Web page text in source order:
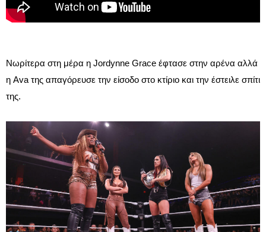
Νωρίτερα στη μέρα η Jordynne Grace έφτασε στην αρένα αλλά
η Ava της απαγόρευσε την είσοδο στο κτίριο και την έστειλε σπίτι
της.